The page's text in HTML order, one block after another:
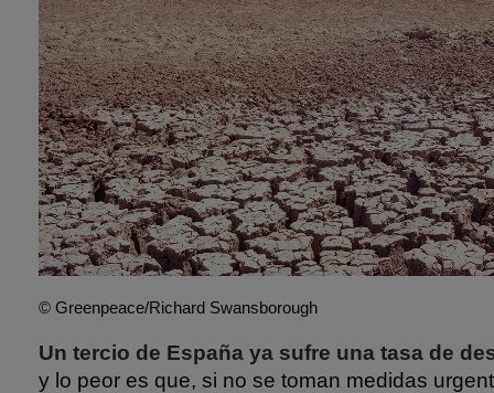
© Greenpeace/Richard Swansborough
Un tercio de España ya sufre una tasa de
y lo peor es que, si no se toman medidas